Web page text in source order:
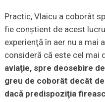
Practic, Vlaicu a coborât
fie conştient de acest
experienţă în aer nu a mai
consideră că este cel mai
aviaţie, spre deosebire
greu de coborât decât
dacă predispoziţia